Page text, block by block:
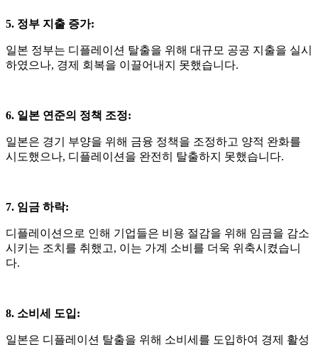
5. 정부 지출 증가:
일본 정부는 디플레이션 탈출을 위해 대규모 공공 지출을 실시
하였으나, 경제 회복을 이끌어내지 못했습니다.
6. 일본 연준의 정책 조정:
일본은 경기 부양을 위해 금융 정책을 조정하고 양적 완화를
시도했으나, 디플레이션을 완전히 탈출하지 못했습니다.
7. 임금 하락:
디플레이션으로 인해 기업들은 비용 절감을 위해 임금을 감소
시키는 조치를 취했고, 이는 가계 소비를 더욱 위축시켰습니
다.
8. 소비세 도입:
일본은 디플레이션 탈출을 위해 소비세를 도입하여 경제 활성